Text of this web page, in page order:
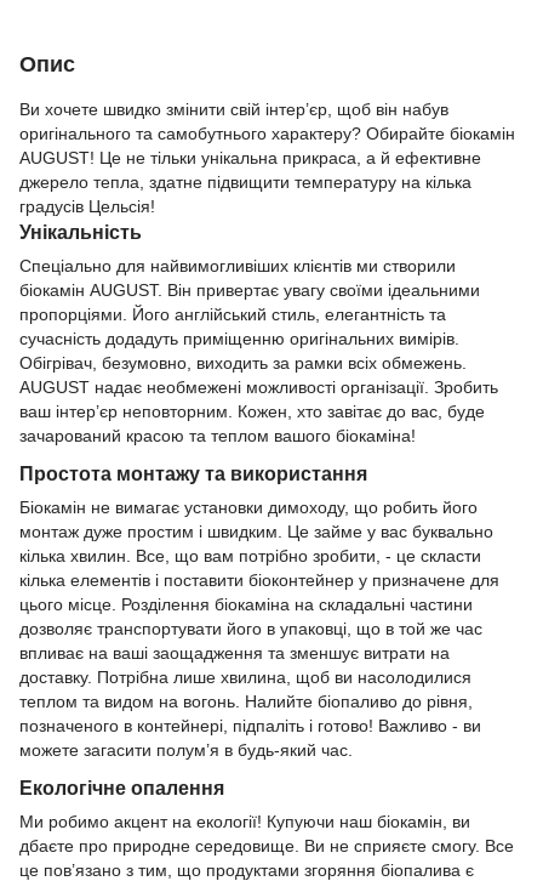
Опис
Ви хочете швидко змінити свій інтер’єр, щоб він набув
оригінального та самобутнього характеру? Обирайте біокамін
АUGUST! Це не тільки унікальна прикраса, а й ефективне
джерело тепла, здатне підвищити температуру на кілька
градусів Цельсія!
Унікальність
Спеціально для найвимогливіших клієнтів ми створили
біокамін АUGUST. Він привертає увагу своїми ідеальними
пропорціями. Його англійський стиль, елегантність та
сучасність додадуть приміщенню оригінальних вимірів.
Обігрівач, безумовно, виходить за рамки всіх обмежень.
АUGUST надає необмежені можливості організації. Зробить
ваш інтер’єр неповторним. Кожен, хто завітає до вас, буде
зачарований красою та теплом вашого біокаміна!
Простота монтажу та використання
Біокамін не вимагає установки димоходу, що робить його
монтаж дуже простим і швидким. Це займе у вас буквально
кілька хвилин. Все, що вам потрібно зробити, - це скласти
кілька елементів і поставити біоконтейнер у призначене для
цього місце. Розділення біокаміна на складальні частини
дозволяє транспортувати його в упаковці, що в той же час
впливає на ваші заощадження та зменшує витрати на
доставку. Потрібна лише хвилина, щоб ви насолодилися
теплом та видом на вогонь. Налийте біопаливо до рівня,
позначеного в контейнері, підпаліть і готово! Важливо - ви
можете загасити полум’я в будь-який час.
Екологічне опалення
Ми робимо акцент на екології! Купуючи наш біокамін, ви
дбаєте про природне середовище. Ви не сприяєте смогу. Все
це пов’язано з тим, що продуктами згоряння біопалива є